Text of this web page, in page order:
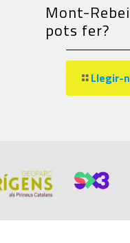
Mont-
pots fer?
Llegir-